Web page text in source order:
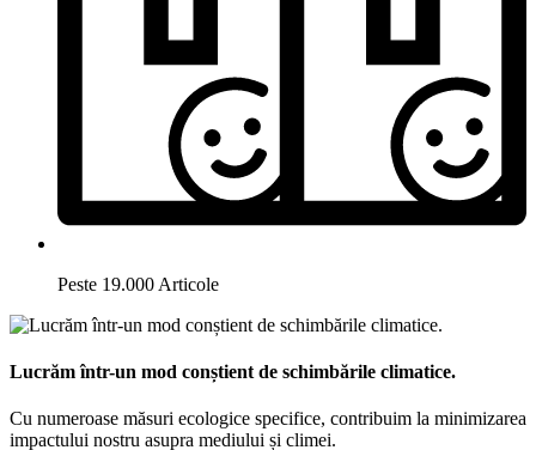
Peste 19.000 Articole
Lucrăm într-un mod conștient de schimbările climatice.
Cu numeroase măsuri ecologice specifice, contribuim la minimizarea
impactului nostru asupra mediului și climei.